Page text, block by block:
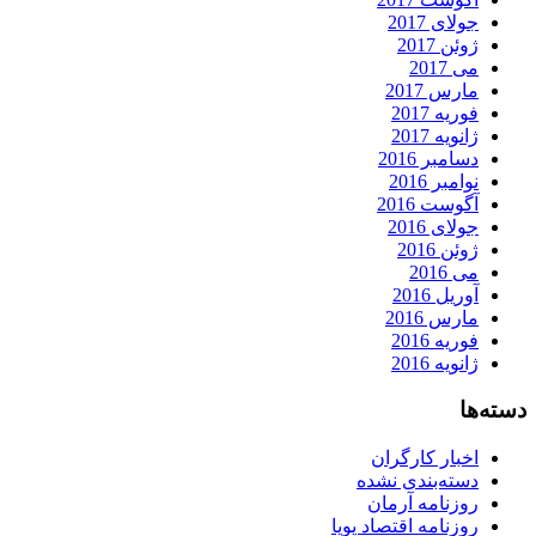
جولای 2017
ژوئن 2017
می 2017
مارس 2017
فوریه 2017
ژانویه 2017
دسامبر 2016
نوامبر 2016
آگوست 2016
جولای 2016
ژوئن 2016
می 2016
آوریل 2016
مارس 2016
فوریه 2016
ژانویه 2016
دسته‌ها
اخبار کارگران
دسته‌بندی نشده
روزنامه آرمان
روزنامه اقتصاد پویا